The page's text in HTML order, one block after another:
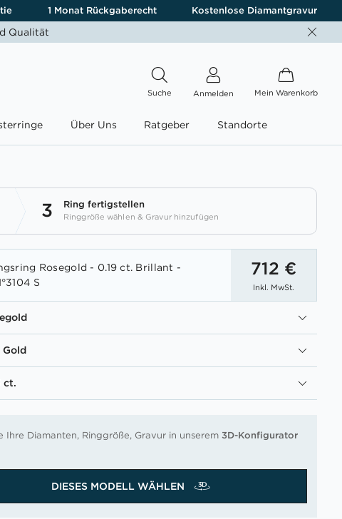
1 Monat Rückgaberecht Kostenlose Diamantgravur
Qualität
Suche Anmelden Mein Warenkorb
Über Uns Ratgeber Standorte
3 Ring fertigstellen
Ringgröße wählen & Gravur hinzufügen
Rosegold - 0.19 ct. Brillant -
S
712 €
Inkl. MwSt.
Gold
ct.
Ihre Diamanten, Ringgröße, Gravur in unserem3D-Konfigurator
DIESES MODELL WÄHLEN